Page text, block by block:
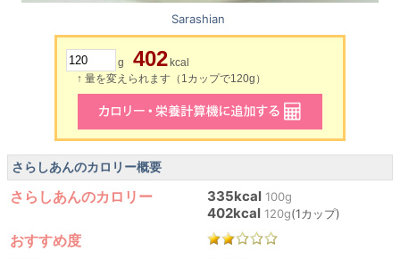
Sarashian
g 402 kcal
↑ 量を変えられます（1カップで120g）
さらしあんのカロリー概要
さらしあんのカロリー 335kcal 100g
402kcal 120g(1カップ)
おすすめ度